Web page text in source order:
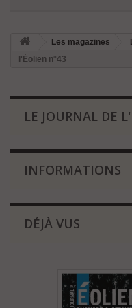
Les magazines
l'Éolien n°43
LE JOURNAL DE
INFORMATIONS
DÉJÀ VUS